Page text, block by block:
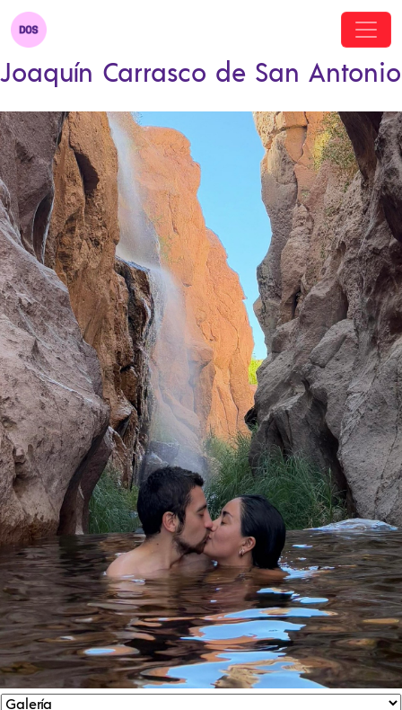
Joaquín Carrasco de San Antonio